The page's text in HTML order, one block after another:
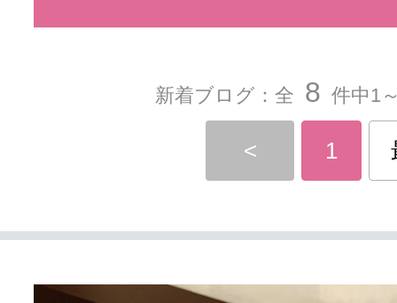
新着ブログ：全 8 件中1
< 1